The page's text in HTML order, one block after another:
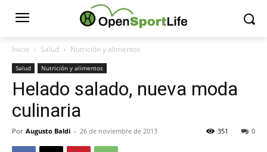
Inicio Salud Nutrición y alimentos
Salud Nutrición y alimentos
Helado salado, nueva moda
culinaria
Por Augusto Baldi - 26 de noviembre de 2013 0
351